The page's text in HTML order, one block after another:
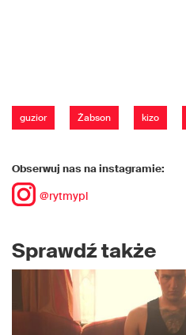
guzior Żabson kizo
Obserwuj nas na instagramie:
@rytmypl
Sprawdź także